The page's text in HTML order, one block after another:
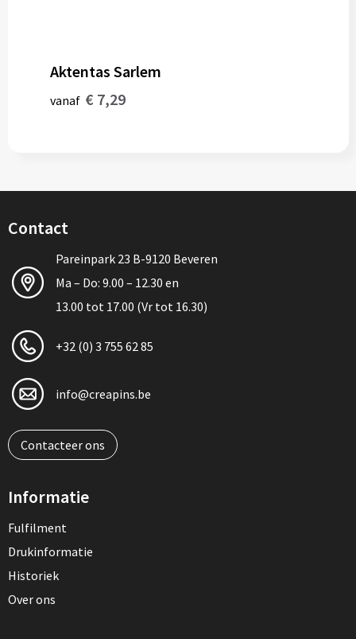
Aktentas Sarlem
vanaf € 7,29
Contact
Pareinpark 23 B-9120 Beveren
Ma – Do: 9.00 – 12.30 en
13.00 tot 17.00 (Vr tot 16.30)
+32 (0) 3 755 62 85
info@creapins.be
Contacteer ons
Informatie
Fulfilment
Drukinformatie
Historiek
Over ons